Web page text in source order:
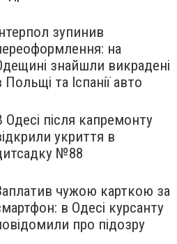
зупинив
на
знайшли викрадені
Польщі та Іспанії авто
Одесі після капремонту
укриття в
№88
чужою карткою за
в Одесі курсанту
про підозру